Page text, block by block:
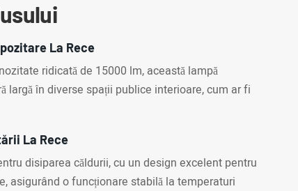
La Rece
ridicată de 15000 lm, această lampă
largă în diverse spații publice interioare, cum ar fi
La Rece
disiparea căldurii, cu un design excelent pentru
asigurând o funcționare stabilă la temperaturi